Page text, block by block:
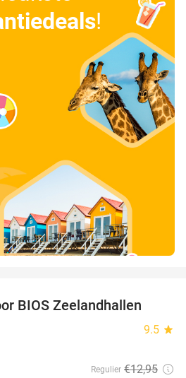
!
BIOS Zeelandhallen
9.5 star
Regulier €12,95